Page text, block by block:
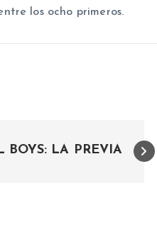
los ocho primeros.
BOYS: LA PREVIA